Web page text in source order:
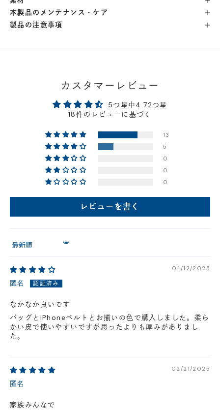
本製品のメンテナンス・ケア
製品の注意事項
カスタマーレビュー
5つ星中4.72つ星
18件のレビューに基づく
13
5
0
0
0
レビューを書く
Sort by
04/12/2025
匿名
なかなか良いです
バッグとiPhoneベルトとお揃いの色で購入しました。柔ら
かい皮で使いやすいですが思ったよりも厚みがありまし
た。
02/21/2025
匿名
家族みんなで